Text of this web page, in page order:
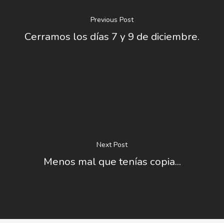
Previous Post
Cerramos los días 7 y 9 de diciembre.
Next Post
Menos mal que tenías copia...